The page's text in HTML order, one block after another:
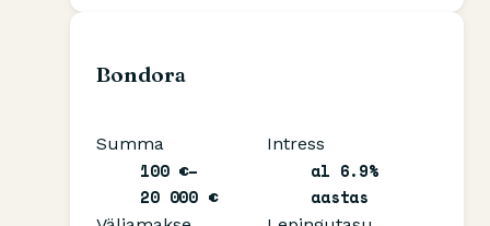
Bondora
Summa
100 €–
20 000 €
Intress
al 6.9%
aastas